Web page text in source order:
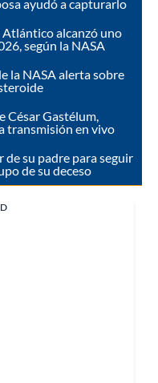
ayudó a capturarlo
alcanzó uno
según la NASA
la NASA alerta sobre
César Gastélum,
transmisión en vivo
de su padre para seguir
de su deceso